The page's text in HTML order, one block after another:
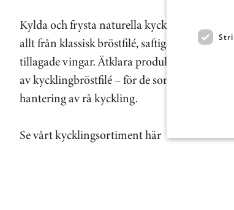
Kylda och frysta naturella kycklingdetaljer.
allt från klassisk bröstfilé, saftiga lårfiléer,
tillagade vingar. Ätklara produkter i form av
av kycklingbröstfilé – för de som söker bra
hantering av rå kyckling.
Se vårt kycklingsortiment här